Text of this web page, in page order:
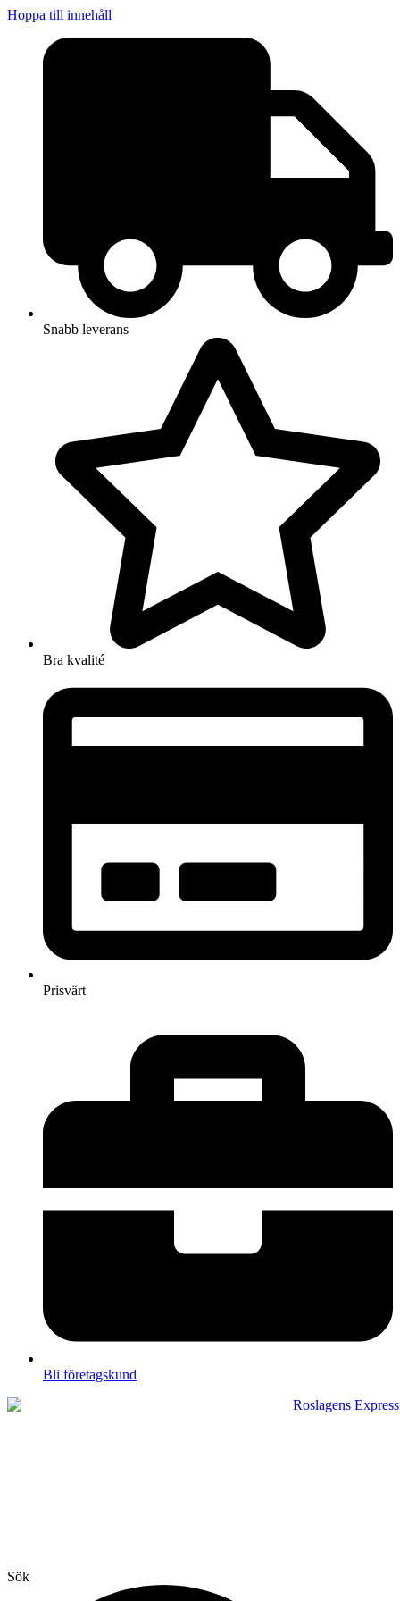
Hoppa till innehåll
Snabb leverans
Bra kvalité
Prisvärt
Bli företagskund
Sök